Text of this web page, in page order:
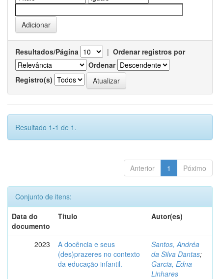
Resultados/Página | Ordenar registros por
Ordenar
Registro(s)
Resultado 1-1 de 1.
Anterior 1 Póximo
Conjunto de itens:
Data do
documento
Título Autor(es)
2023
A docência e seus
(des)prazeres no contexto
da educação infantil.
Santos, Andréa
da Silva Dantas;
Garcia, Edna
Linhares